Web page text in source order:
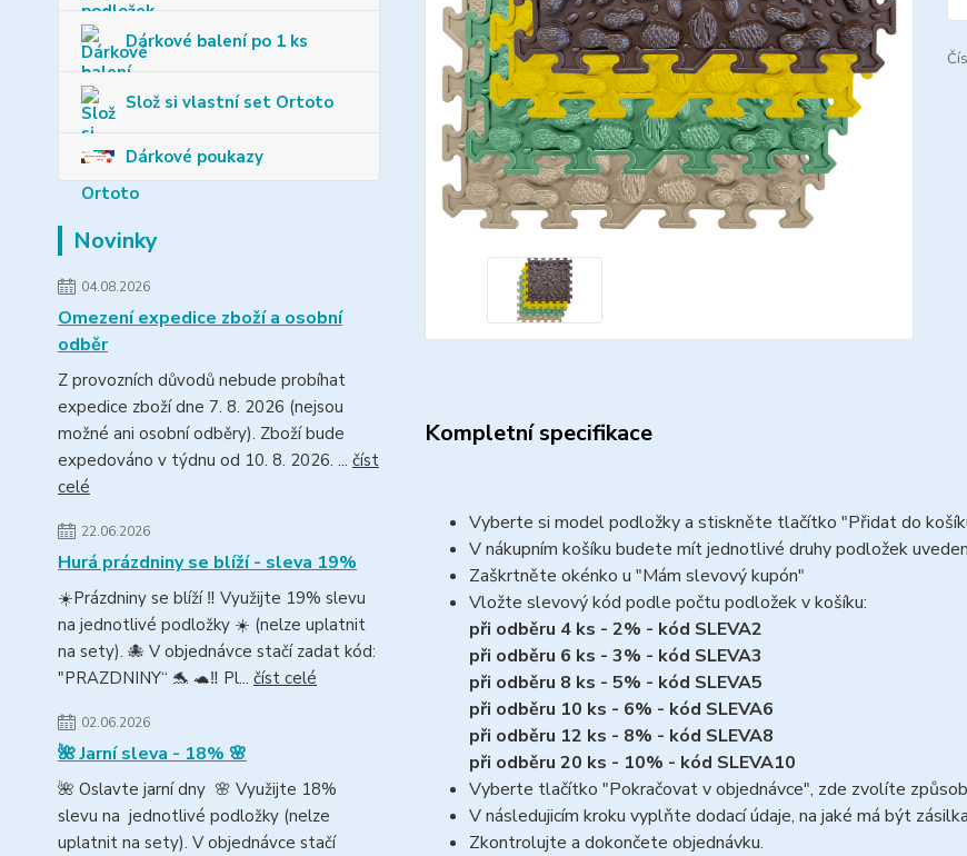
Dárkové balení po 1 ks
Slož si vlastní set Ortoto
Dárkové poukazy
Novinky
04.08.2026
Omezení expedice zboží a osobní
odběr
Z provozních důvodů nebude probíhat
expedice zboží dne 7. 8. 2026 (nejsou
možné ani osobní odběry). Zboží bude
expedováno v týdnu od 10. 8. 2026. ... číst
celé
22.06.2026
Hurá prázdniny se blíží - sleva 19%
☀️Prázdniny se blíží ‼️ Využijte 19% slevu
na jednotlivé podložky ☀️ (nelze uplatnit
na sety). 🐙 V objednávce stačí zadat kód:
"PRAZDNINY“ 🐬 🐢‼️ Pl... číst celé
02.06.2026
🌺 Jarní sleva - 18% 🌸
🌺 Oslavte jarní dny 🌸 Využijte 18%
slevu na jednotlivé podložky (nelze
uplatnit na sety). V objednávce stačí
Kompletní specifikace
Vyberte si model podložky a stiskněte tlačítko "Přidat do
V nákupním košíku budete mít jednotlivé druhy podložek
Zaškrtněte okénko u "Mám slevový kupón"
Vložte slevový kód podle počtu podložek v košíku:
při odběru 4 ks - 2% - kód SLEVA2
při odběru 6 ks - 3% - kód SLEVA3
při odběru 8 ks - 5% - kód SLEVA5
při odběru 10 ks - 6% - kód SLEVA6
při odběru 12 ks - 8% - kód SLEVA8
při odběru 20 ks - 10% - kód SLEVA10
Vyberte tlačítko "Pokračovat v objednávce", zde zvolíte
V následujicím kroku vyplňte dodací údaje, na jaké má být
Zkontrolujte a dokončete objednávku.